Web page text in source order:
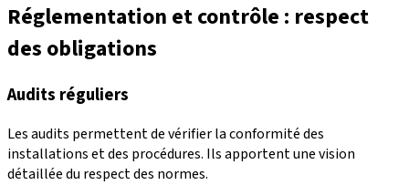
Réglementation et contrôle : respect
des obligations
Audits réguliers
Les audits permettent de vérifier la conformité des
installations et des procédures. Ils apportent une vision
détaillée du respect des normes.